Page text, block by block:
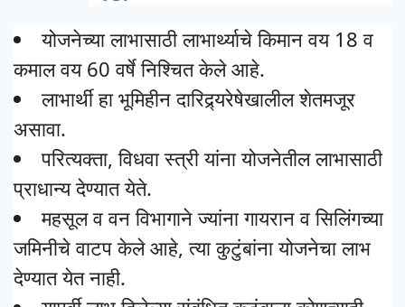
योजनेच्या लाभासाठी लाभार्थ्याचे किमान वय 18 व
कमाल वय 60 वर्षे निश्चित केले आहे.
लाभार्थी हा भूमिहीन दारिद्र्यरेषेखालील शेतमजूर
असावा.
परित्यक्ता, विधवा स्त्री यांना योजनेतील लाभासाठी
प्राधान्य देण्यात येते.
महसूल व वन विभागाने ज्यांना गायरान व सिलिंगच्या
जमिनीचे वाटप केले आहे, त्या कुटुंबांना योजनेचा लाभ
देण्यात येत नाही.